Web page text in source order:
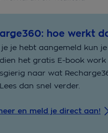
hoe werkt
je hebt aangemeld kun
het gratis E-book
naar wat
dan snel verder.
en meld je direct aan!